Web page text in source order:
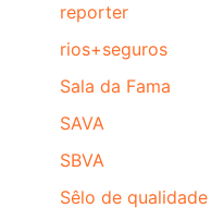
reporter
rios+seguros
Sala da Fama
SAVA
SBVA
Sêlo de qualidade